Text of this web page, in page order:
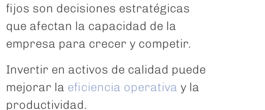
fijos son decisiones estratégicas
que afectan la capacidad de la
empresa para crecer y competir.
Invertir en activos de calidad puede
mejorar la eficiencia operativa y la
productividad.